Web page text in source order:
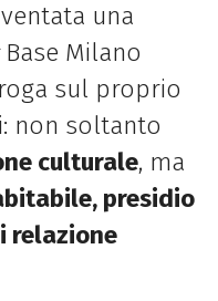
una
Milano
sul proprio
non soltanto
culturale, ma
presidio
relazione